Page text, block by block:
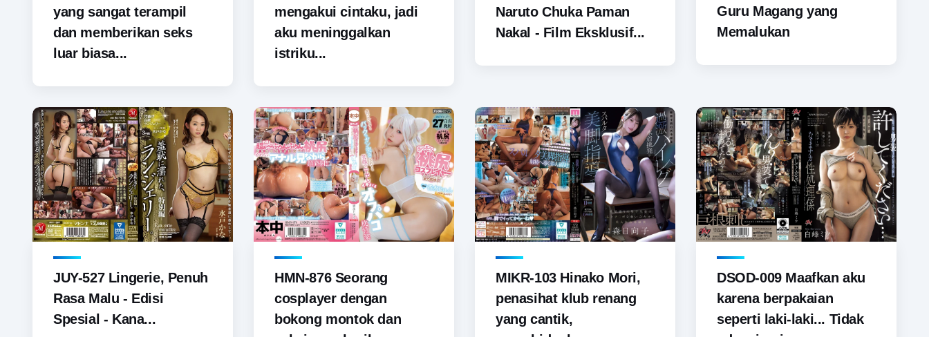
yang sangat terampil
dan memberikan seks
luar biasa...
mengakui cintaku, jadi
aku meninggalkan
istriku...
Naruto Chuka Paman
Nakal - Film Eksklusif...
Guru Magang yang
Memalukan
JUY-527 Lingerie, Penuh
Rasa Malu - Edisi
Spesial - Kana...
HMN-876 Seorang
cosplayer dengan
bokong montok dan
MIKR-103 Hinako Mori,
penasihat klub renang
yang cantik,
DSOD-009 Maafkan aku
karena berpakaian
seperti laki-laki... Tidak